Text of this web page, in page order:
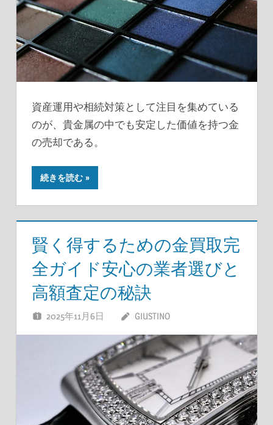
資産運用や相続対策として注目を集めている
のが、貴金属の中でも安定した価値を持つ金
の売却である。
続きを読む
賢く得するための金買取完
全ガイド安心の業者選びと
高額査定の秘訣
2025年11月6日 GIUSTINO